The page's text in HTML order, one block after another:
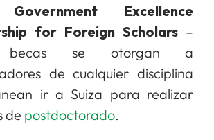
Excellence
for Foreign Scholars –
becas se otorgan a
de cualquier disciplina
ir a Suiza para realizar
de postdoctorado.